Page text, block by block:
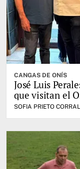
CANGAS DE ONÍS
José Luis
que visitan el
SOFIA PRIETO